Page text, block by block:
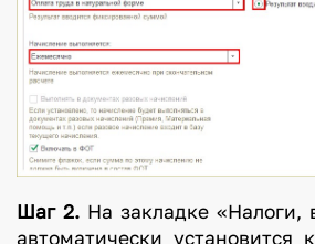
Шаг 2.На закладке «Налоги,
автоматически